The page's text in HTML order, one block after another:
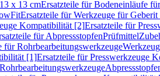
x 13 cmErsatzteile für Bodeneinläufe
Ersatzteile für Werkzeuge für
Kompatibilität [2]Ersatzteile für
für AbpressstopfenPrüfmittel
für Rohrbearbeitungswerkzeuge
[1]Ersatzteile für Presswerkzeuge